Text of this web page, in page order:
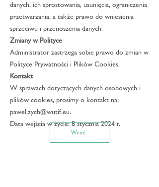
danych, ich sprostowania, usunięcia, ograniczenia
przetwarzania, a także prawo do wniesienia
sprzeciwu i przenoszenia danych.
Zmiany w Polityce
Administrator zastrzega sobie prawo do zmian w
Polityce Prywatności i Plików Cookies.
Kontakt
W sprawach dotyczących danych osobowych i
plików cookies, prosimy o kontakt na:
pawel.zych@wutif.eu.
Data wejścia w życie: 8 stycznia 2024 r.
Wróć